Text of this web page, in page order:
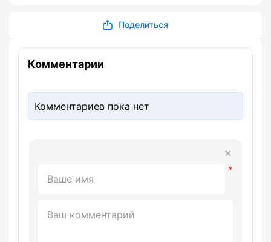
Поделиться
Комментарии
Комментариев пока нет